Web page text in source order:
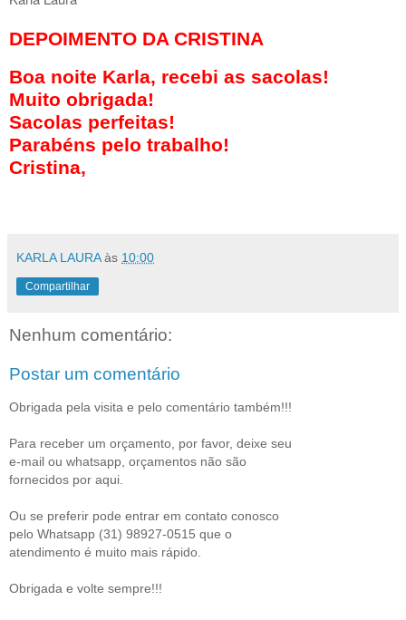
DEPOIMENTO DA CRISTINA
Boa noite Karla, recebi as sacolas!
Muito obrigada!
Sacolas perfeitas!
Parabéns pelo trabalho!
Cristina,
KARLA LAURA às 10:00
Compartilhar
Nenhum comentário:
Postar um comentário
Obrigada pela visita e pelo comentário também!!!
Para receber um orçamento, por favor, deixe seu
e-mail ou whatsapp, orçamentos não são
fornecidos por aqui.
Ou se preferir pode entrar em contato conosco
pelo Whatsapp (31) 98927-0515 que o
atendimento é muito mais rápido.
Obrigada e volte sempre!!!